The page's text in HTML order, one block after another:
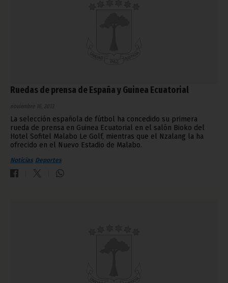
Ruedas de prensa de España y Guinea Ecuatorial
noviembre 16, 2013
La selección española de fútbol ha concedido su primera
rueda de prensa en Guinea Ecuatorial en el salón Bioko del
Hotel Sofitel Malabo Le Golf, mientras que el Nzalang la ha
ofrecido en el Nuevo Estadio de Malabo.
Noticias Deportes